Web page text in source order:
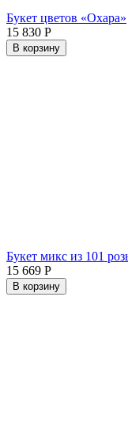
Букет цветов «Охара»
15 830 Р
В корзину
Букет микс из 101
15 669 Р
В корзину